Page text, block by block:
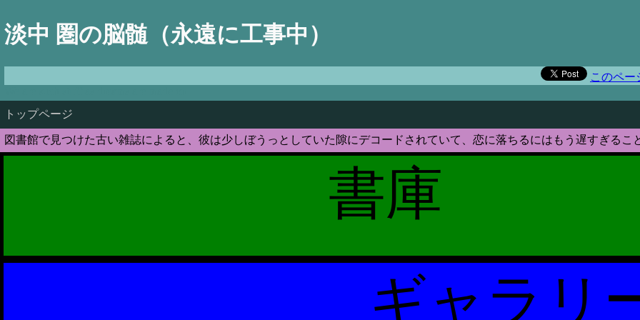
淡中 圏の脳髄（永遠に工事中）
このペー
トップページ
図書館で見つけた古い雑誌によると、彼は少しぼうっとしていた隙にデコードされていて、恋に落ちるにはもう遅すぎるこ
書庫
ギャラリ